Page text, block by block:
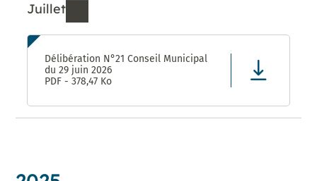
Juillet
Ressources de Juillet 2026
Délibération N°21 Conseil Municipal
du 29 juin 2026
PDF - 378,47 Ko